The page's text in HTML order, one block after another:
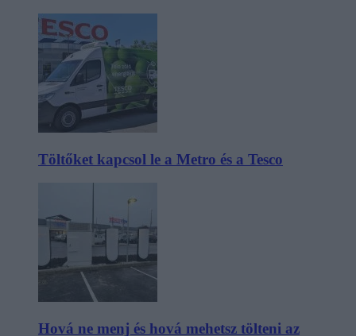
Töltőket kapcsol le a Metro és a Tesco
Hová ne menj és hová mehetsz tölteni az